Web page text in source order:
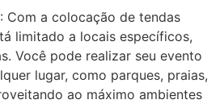
: Com a colocação de tendas
limitado a locais específicos,
Você pode realizar seu evento
lugar, como parques, praias,
ao máximo ambientes